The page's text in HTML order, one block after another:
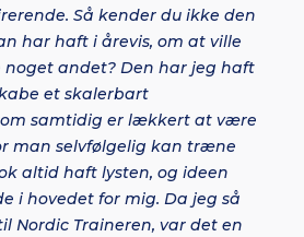
Så kender du ikke den
har haft i årevis, om at ville
andet? Den har jeg haft
et skalerbart
samtidig er lækkert at være
man selvfølgelig kan træne
altid haft lysten, og ideen
i hovedet for mig. Da jeg så
Nordic Traineren, var det en